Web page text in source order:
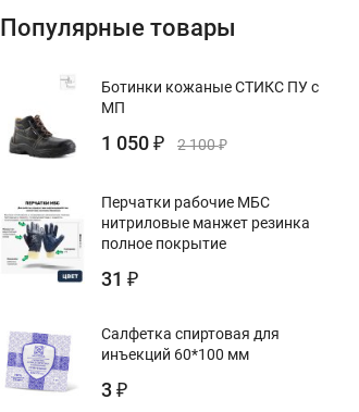
Популярные товары
Ботинки кожаные СТИКС ПУ с
МП
1 050 ₽ 2 100₽
Перчатки рабочие МБС
нитриловые манжет резинка
полное покрытие
31 ₽
Салфетка спиртовая для
инъекций 60*100 мм
3 ₽